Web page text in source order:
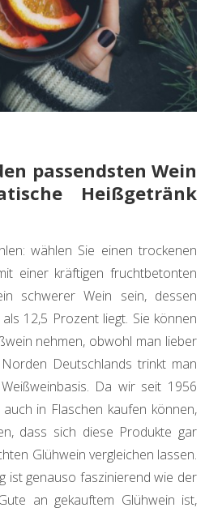
passendsten Wein
Heißgetränk
wählen Sie einen trockenen
einer kräftigen fruchtbetonten
schwerer Wein sein, dessen
12,5 Prozent liegt. Sie können
nehmen, obwohl man lieber
Deutschlands trinkt man
Da wir seit 1956
in Flaschen kaufen können,
dass sich diese Produkte gar
Glühwein vergleichen lassen.
ist genauso faszinierend wie der
an gekauftem Glühwein ist,